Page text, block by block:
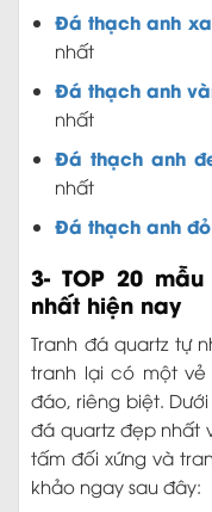
Đá thạch anh
nhất
Đá thạch anh
nhất
Đá thạch anh
nhất
Đá thạch anh đỏ
3- TOP 20
nhất hiện nay
Tranh đá quartz tự
tranh lại có một
đáo, riêng biệt.
đá quartz đẹp nhất
tấm đối xứng và
khảo ngay sau đây: